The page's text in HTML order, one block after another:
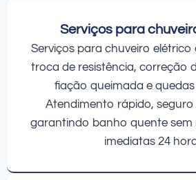
Serviços para
Serviços para chuveiro
troca de resistência, correção
fiação queimada e quedas
Atendimento rápido, seguro
garantindo banho quente sem
imediatas 24